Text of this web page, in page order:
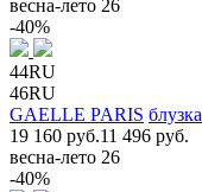
весна-лето 26
-40%
44RU
46RU
GAELLE PARIS блузка
19 160 руб.11 496 руб.
весна-лето 26
-40%